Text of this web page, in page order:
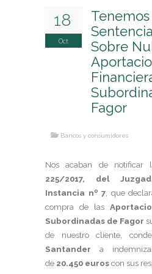
Arrendamientos
Compraventas
Propiedad Horizontal
Servidumbres
Vicios Constructivos
OPORTUNIDAD
EMPRESA
Mediación concursal
Traslación de
PARTICULARES
Emprendedores
EMPRESA Y
18
Oct
Sobre
Fagor
Bancos y consumidores
Nos acaban de notificar
225/2017, del
Instancia nº 7 , que
compra de las
Subordinadas de Fagor
de nuestro cliente,
Santander a
de 20.450 euroscon sus